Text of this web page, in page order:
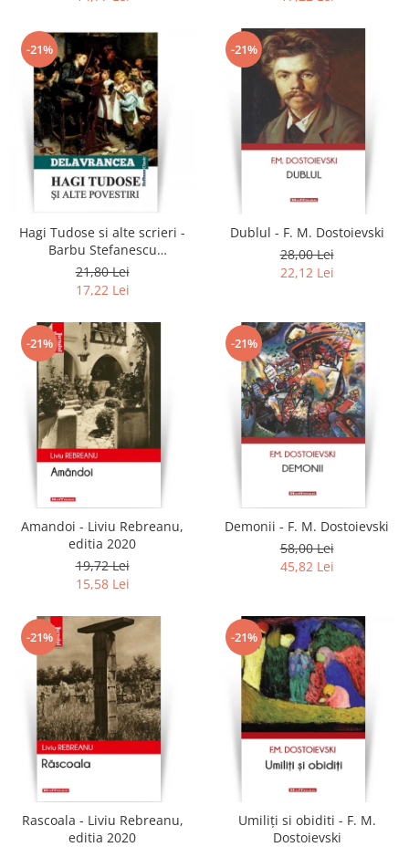
-21%
Hagi Tudose si alte scrieri -
Barbu Stefanescu
Delavrancea
21,80 Lei
17,22 Lei
-21%
Dublul - F. M. Dostoievski
28,00 Lei
22,12 Lei
-21%
Amandoi - Liviu Rebreanu,
editia 2020
19,72 Lei
15,58 Lei
-21%
Demonii - F. M. Dostoievski
58,00 Lei
45,82 Lei
-21%
Rascoala - Liviu Rebreanu,
editia 2020
-21%
Umiliți si obiditi - F. M.
Dostoievski